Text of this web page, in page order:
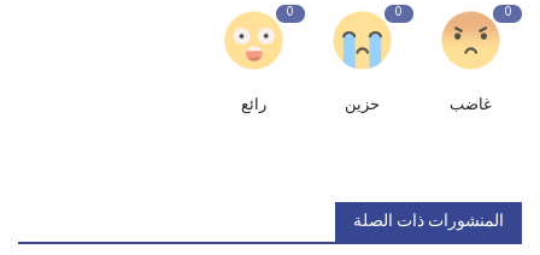
0
غاضب
0
حزين
0
رائع
المنشورات ذات الصلة